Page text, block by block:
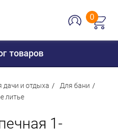
0
товаров
дачи и отдыха
Для бани
литье
1-